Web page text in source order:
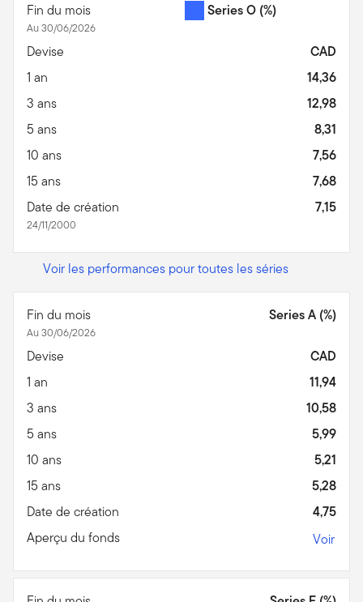
Fin du mois
Au 30/06/2026
Series O (%)
Devise
CAD
1 an
14,36
3 ans
12,98
5 ans
8,31
10 ans
7,56
15 ans
7,68
Date de création
24/11/2000
7,15
Voir les performances pour toutes les séries
Fin du mois
Au 30/06/2026
Series A (%)
Devise
CAD
1 an
11,94
3 ans
10,58
5 ans
5,99
10 ans
5,21
15 ans
5,28
Date de création
4,75
Aperçu du fonds
Voir